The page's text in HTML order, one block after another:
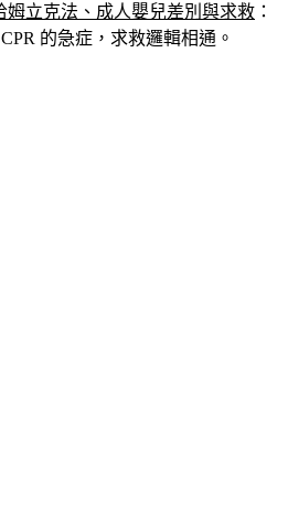
姆立克法、成人嬰兒差別與求救 ：
的急症，求救邏輯相通。